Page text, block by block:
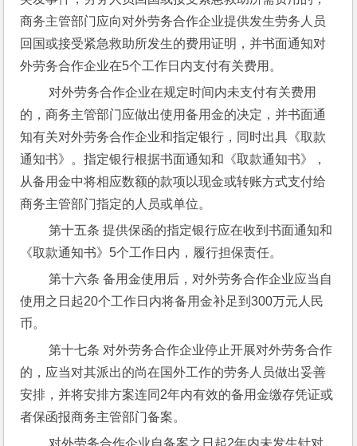
商务主管部门应向对外劳务合作企业提供发生劳务人员
回国或接受紧急救助所发生的费用证明，并书面通知对
外劳务合作企业在5个工作日内支付有关费用。
的，商务主管部门应做出使用备用金的决定，并书面通
知有关对外劳务合作企业和指定银行，同时出具《取款
通知书》。指定银行根据书面通知和《取款通知书》，
从备用金中将相应数额的款项以现金或转账方式支付给
商务主管部门指定的人员或单位。
第十五条 提供保函的指定银行应在收到书面通知和
《取款通知书》5个工作日内，履行担保责任。
第十六条 备用金使用后，对外劳务合作企业应当自
使用之日起20个工作日内将备用金补足到300万元人民
币。
第十七条 对外劳务合作企业停止开展对外劳务合作
的，应当对其派出的尚在国外工作的劳务人员做出妥善
安排，并将安排方案连同2年内有效的备用金缴存凭证或
者保函报商务主管部门备案。